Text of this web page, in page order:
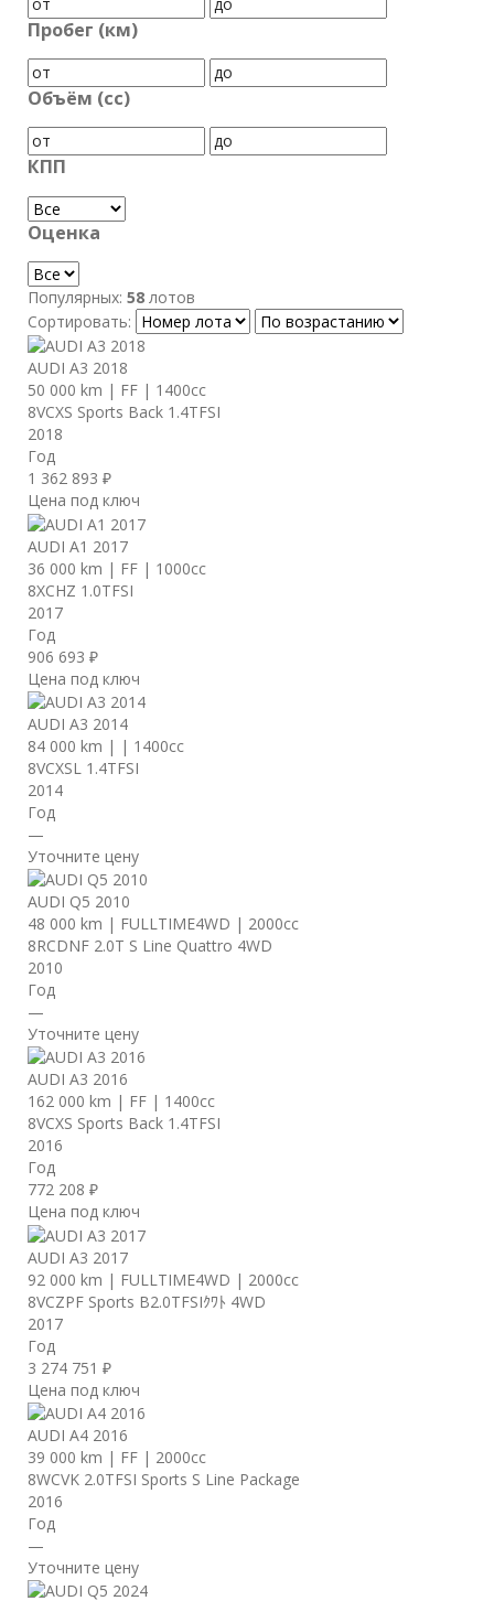
Пробег (км)
Объём (cc)
КПП
Оценка
Популярных: 58 лотов
Сортировать:
AUDI A3 2018
50 000 km | FF | 1400cc
8VCXS Sports Back 1.4TFSI
2018
Год
1 362 893 ₽
Цена под ключ
AUDI A1 2017
36 000 km | FF | 1000cc
8XCHZ 1.0TFSI
2017
Год
906 693 ₽
Цена под ключ
AUDI A3 2014
84 000 km | | 1400cc
8VCXSL 1.4TFSI
2014
Год
—
Уточните цену
AUDI Q5 2010
48 000 km | FULLTIME4WD | 2000cc
8RCDNF 2.0T S Line Quattro 4WD
2010
Год
—
Уточните цену
AUDI A3 2016
162 000 km | FF | 1400cc
8VCXS Sports Back 1.4TFSI
2016
Год
772 208 ₽
Цена под ключ
AUDI A3 2017
92 000 km | FULLTIME4WD | 2000cc
8VCZPF Sports B2.0TFSIｸﾜﾄ 4WD
2017
Год
3 274 751 ₽
Цена под ключ
AUDI A4 2016
39 000 km | FF | 2000cc
8WCVK 2.0TFSI Sports S Line Package
2016
Год
—
Уточните цену